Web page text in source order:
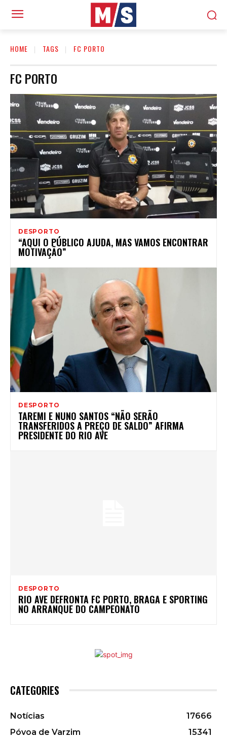
HOME TAGS FC PORTO
FC PORTO
DESPORTO
“AQUI O PÚBLICO AJUDA, MAS VAMOS ENCONTRAR
MOTIVAÇÃO”
DESPORTO
TAREMI E NUNO SANTOS “NÃO SERÃO
TRANSFERIDOS A PREÇO DE SALDO” AFIRMA
PRESIDENTE DO RIO AVE
DESPORTO
RIO AVE DEFRONTA FC PORTO, BRAGA E SPORTING
NO ARRANQUE DO CAMPEONATO
CATEGORIES
Notícias
17666
Póvoa de Varzim
15341